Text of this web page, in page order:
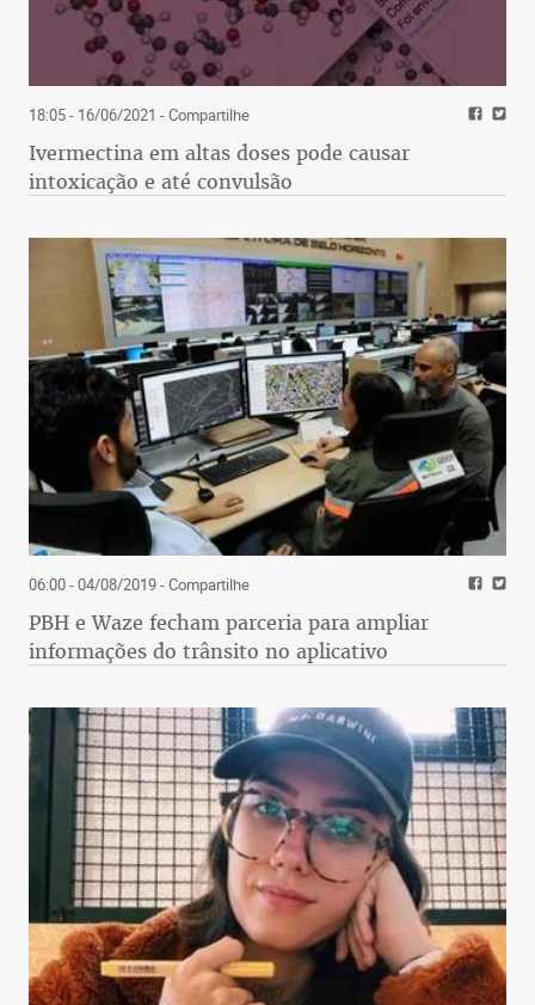
18:05 - 16/06/2021 - Compartilhe
Ivermectina em altas doses pode causar
intoxicação e até convulsão
06:00 - 04/08/2019- Compartilhe
PBH e Waze fecham parceria para ampliar
informações do trânsito no aplicativo